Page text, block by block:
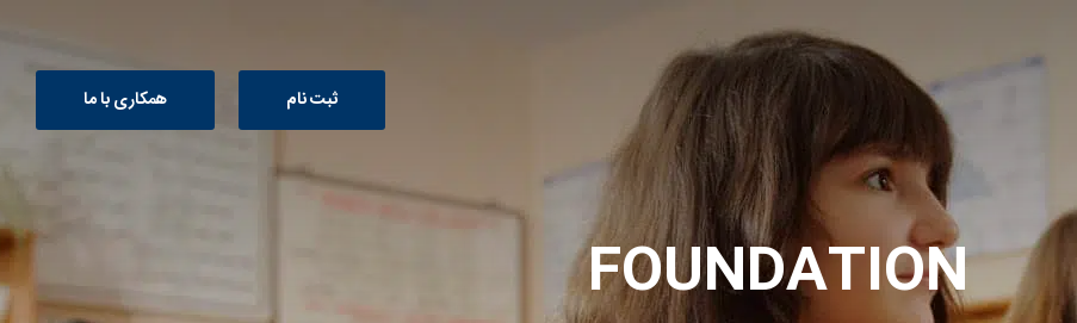
ثبت نام همکاری با ما
FOUNDATION